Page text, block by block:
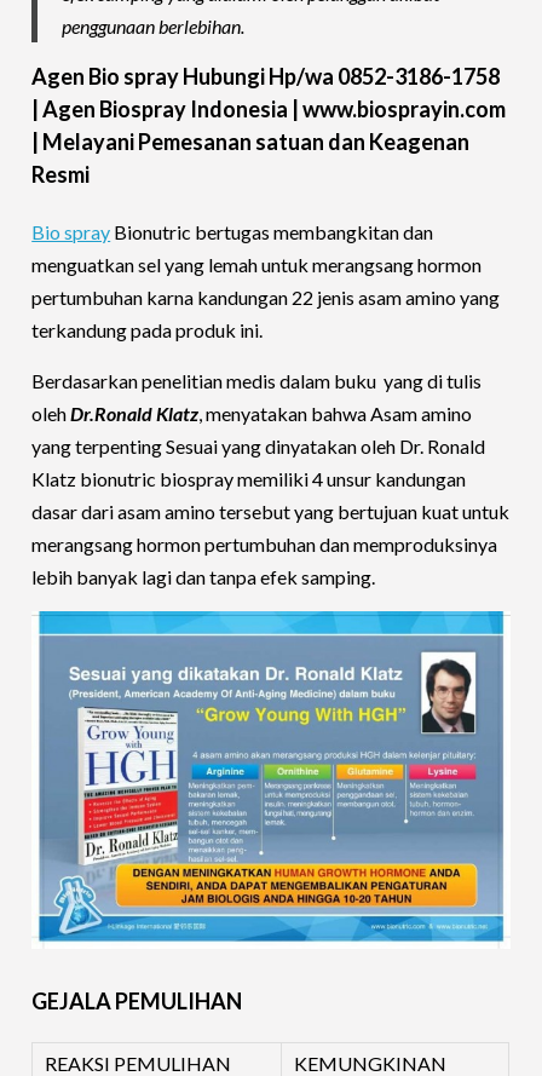
penggunaan berlebihan.
Agen Bio spray Hubungi Hp/wa 0852-3186-1758
| Agen Biospray Indonesia | www.biosprayin.com
| Melayani Pemesanan satuan dan Keagenan
Resmi
Bio spray Bionutric bertugas membangkitan dan
menguatkan sel yang lemah untuk merangsang hormon
pertumbuhan karna kandungan 22 jenis asam amino yang
terkandung pada produk ini.
Berdasarkan penelitian medis dalam buku yang di tulis
olehDr.Ronald Klatz, menyatakan bahwa Asam amino
yang terpenting Sesuai yang dinyatakan oleh Dr. Ronald
Klatz bionutric biospray memiliki 4 unsur kandungan
dasar dari asam amino tersebut yang bertujuan kuat untuk
merangsang hormon pertumbuhan dan memproduksinya
lebih banyak lagi dan tanpa efek samping.
GEJALA PEMULIHAN
REAKSI PEMULIHAN KEMUNGKINAN